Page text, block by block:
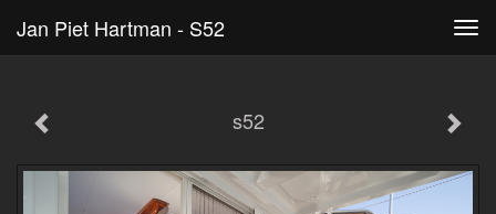
Jan Piet Hartman - S52
s52